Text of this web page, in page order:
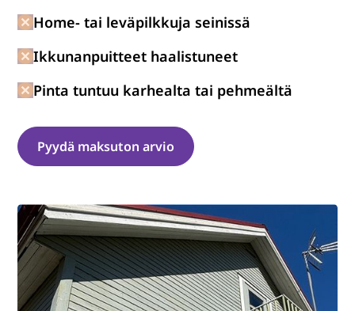
Home- tai leväpilkkuja seinissä
Ikkunanpuitteet haalistuneet
Pinta tuntuu karhealta tai pehmeältä
Pyydä maksuton arvio